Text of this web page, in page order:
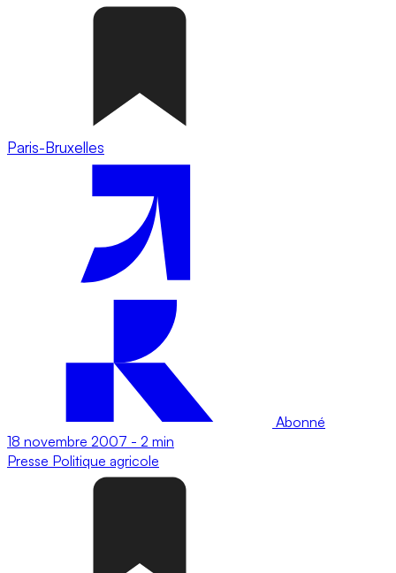
Paris-Bruxelles
Abonné
18 novembre 2007 - 2 min
Presse Politique agricole